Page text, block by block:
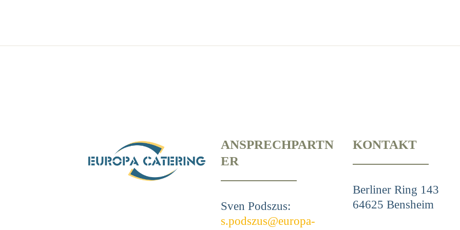
ANSPRECHPARTN
ER
Sven Podszus:
s.podszus@europa-
KONTAKT
Berliner Ring 143
64625 Bensheim